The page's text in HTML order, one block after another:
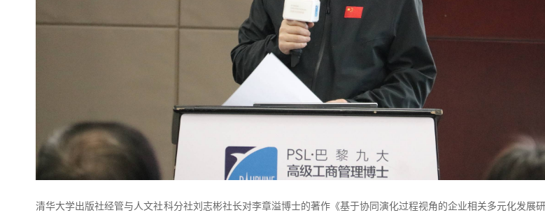
清华大学出版社经管与人文社科分社刘志彬社长对李章溢博士的著作《基于协同演化过程视角的企业相关多元化发展